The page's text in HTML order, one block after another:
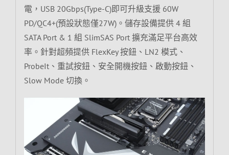
電，USB 20Gbps(Type-C)即可升級支援 60W
PD/QC4+(預設狀態僅27W)。儲存設備提供 4 組
SATA Port & 1 組 SlimSAS Port 擴充滿足平台高效
率。針對超頻提供 FlexKey 按鈕、LN2 模式、
ProbeIt、重試按鈕、安全開機按鈕、啟動按鈕、
Slow Mode 切換。